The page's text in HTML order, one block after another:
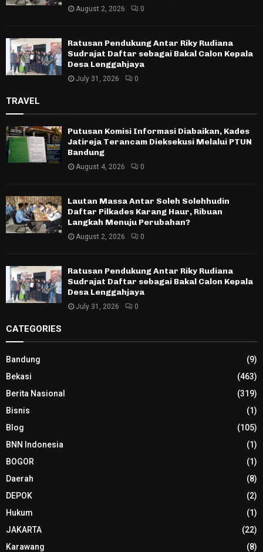
August 2, 2026 0
Ratusan Pendukung Antar Riky Rudiana
Sudrajat Daftar sebagai Bakal Calon Kepala
Desa Lenggahjaya
July 31, 2026 0
TRAVEL
Putusan Komisi Informasi Diabaikan, Kades
Jatireja Terancam Dieksekusi Melalui PTUN
Bandung
August 4, 2026 0
Lautan Massa Antar Soleh Solehhudin
Daftar Pilkades Karang Haur, Ribuan
Langkah Menuju Perubahan?
August 2, 2026 0
Ratusan Pendukung Antar Riky Rudiana
Sudrajat Daftar sebagai Bakal Calon Kepala
Desa Lenggahjaya
July 31, 2026 0
CATEGORIES
Bandung
(9)
Bekasi
(463)
Berita Nasional
(319)
Bisnis
(1)
Blog
(105)
BNN Indonesia
(1)
BOGOR
(1)
Daerah
(8)
DEPOK
(2)
Hukum
(1)
JAKARTA
(22)
Karawang
(8)